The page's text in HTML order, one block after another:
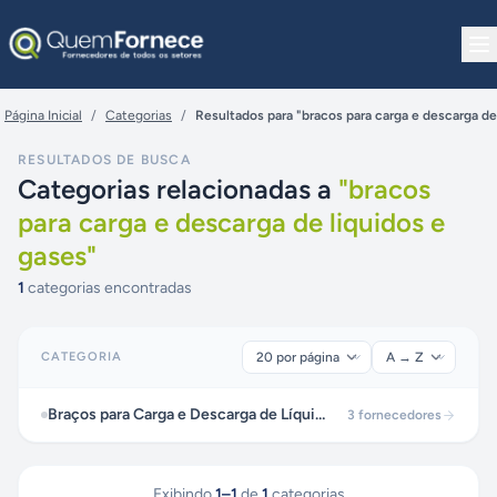
Página Inicial / Categorias / Resultados para "bracos para carga e descarga
RESULTADOS DE BUSCA
Categorias relacionadas a "bracos
para carga e descarga de liquidos e
gases"
1 categorias encontradas
CATEGORIA
Braços para Carga e Descarga de Líquidos e Gases 3 fornecedores